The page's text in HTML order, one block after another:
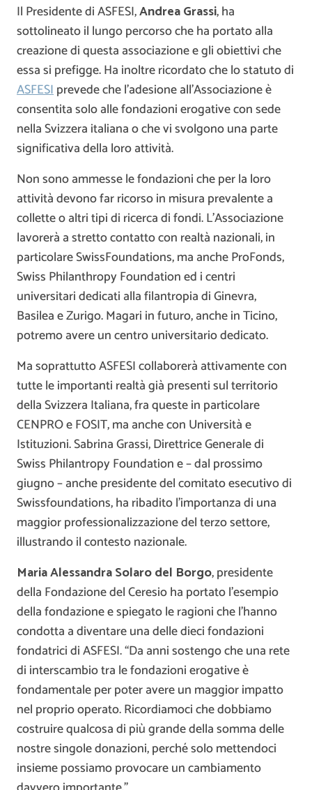
Il Presidente di ASFESI,Andrea Grassi, ha
sottolineato il lungo percorso che ha portato alla
creazione di questa associazione e gli obiettivi che
essa si prefigge. Ha inoltre ricordato che lo statuto di
ASFESIprevede che l’adesione all’Associazione è
consentita solo alle fondazioni erogative con sede
nella Svizzera italiana o che vi svolgono una parte
significativa della loro attività.
Non sono ammesse le fondazioni che per la loro
attività devono far ricorso in misura prevalente a
collette o altri tipi di ricerca di fondi. L’Associazione
lavorerà a stretto contatto con realtà nazionali, in
particolare SwissFoundations, ma anche ProFonds,
Swiss Philanthropy Foundation ed i centri
universitari dedicati alla filantropia di Ginevra,
Basilea e Zurigo. Magari in futuro, anche in Ticino,
potremo avere un centro universitario dedicato.
Ma soprattutto ASFESI collaborerà attivamente con
tutte le importanti realtà già presenti sul territorio
della Svizzera Italiana, fra queste in particolare
CENPRO e FOSIT, ma anche con Università e
Istituzioni. Sabrina Grassi, Direttrice Generale di
Swiss Philantropy Foundation e – dal prossimo
giugno – anche presidente del comitato esecutivo di
Swissfoundations, ha ribadito l’importanza di una
maggior professionalizzazione del terzo settore,
illustrando il contesto nazionale.
Maria Alessandra Solaro del Borgo, presidente
della Fondazione del Ceresio ha portato l’esempio
della fondazione e spiegato le ragioni che l’hanno
condotta a diventare una delle dieci fondazioni
fondatrici di ASFESI. “Da anni sostengo che una rete
di interscambio tra le fondazioni erogative è
fondamentale per poter avere un maggior impatto
nel proprio operato. Ricordiamoci che dobbiamo
costruire qualcosa di più grande della somma delle
nostre singole donazioni, perché solo mettendoci
insieme possiamo provocare un cambiamento